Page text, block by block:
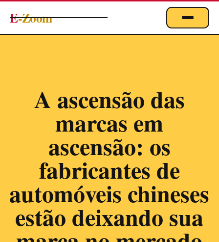
E-Zoom
EMPLOI
MARKETING & DIGITAL
TECHNOLOGIE
À PROPOS
A ascensão das
marcas em
ascensão: os
fabricantes de
automóveis chineses
estão deixando sua